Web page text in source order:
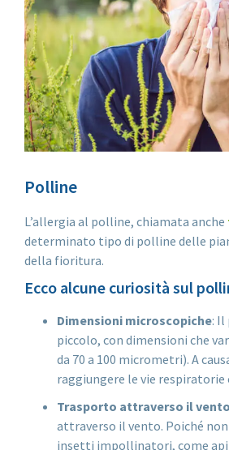
Polline
L’allergia al polline, chiamata anche
determinato tipo di polline delle
della fioritura.
Ecco alcune curiosità sul
Dimensioni microscopiche: Il
piccolo, con dimensioni che
da 70 a 100 micrometri). A
raggiungere le vie
Trasporto attraverso il vento
attraverso il vento. Poiché
insetti impollinatori, come